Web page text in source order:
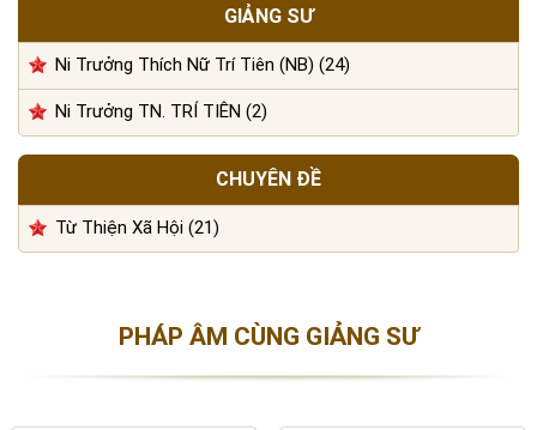
GIẢNG SƯ
Ni Trưởng Thích Nữ Trí Tiên (NB) (24)
Ni Trưởng TN. TRÍ TIÊN (2)
CHUYÊN ĐỀ
Từ Thiện Xã Hội (21)
PHÁP ÂM CÙNG GIẢNG SƯ